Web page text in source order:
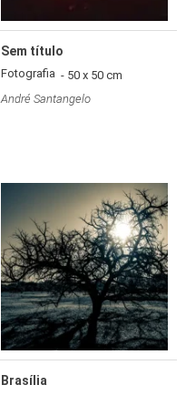
Sem título
Fotografia - 50 x 50 cm
André Santangelo
Brasília